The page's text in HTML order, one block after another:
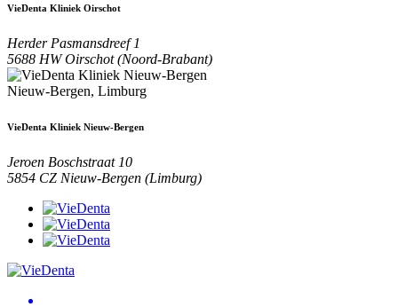
VieDenta Kliniek Oirschot
Herder Pasmansdreef 1
5688 HW Oirschot (Noord-Brabant)
Nieuw-Bergen, Limburg
VieDenta Kliniek Nieuw-Bergen
Jeroen Boschstraat 10
5854 CZ Nieuw-Bergen (Limburg)